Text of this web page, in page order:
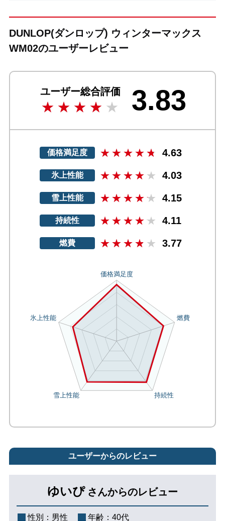
DUNLOP(ダンロップ) ウィンターマックス
WM02のユーザーレビュー
ユーザー総合評価 3.83
価格満足度 4.63
氷上性能 4.03
雪上性能 4.15
持続性 4.11
燃費 3.77
ユーザーからのレビュー
ゆいぴ さんからのレビュー
性別： 男性 年齢： 40代